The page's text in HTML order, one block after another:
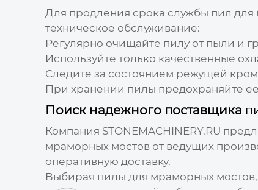
Для продления срока службы пил для
техническое обслуживание:
Регулярно очищайте пилу от пыли и
Используйте только качественные
Следите за состоянием режущей
При хранении пилы предохраняйте
Поиск надежного поставщика
Компания STONEMACHINERY.RU
мраморных мостовот ведущих
оперативную доставку.
Выбирая пилы для мраморных мостов